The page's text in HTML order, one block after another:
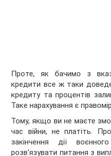
Проте, як бачимо з
кредити все ж таки
кредиту та процентів
Таке нарахування є
Тому, якщо ви не маєте
час війни, не платіть.
закінчення дії
розв'язувати питання з